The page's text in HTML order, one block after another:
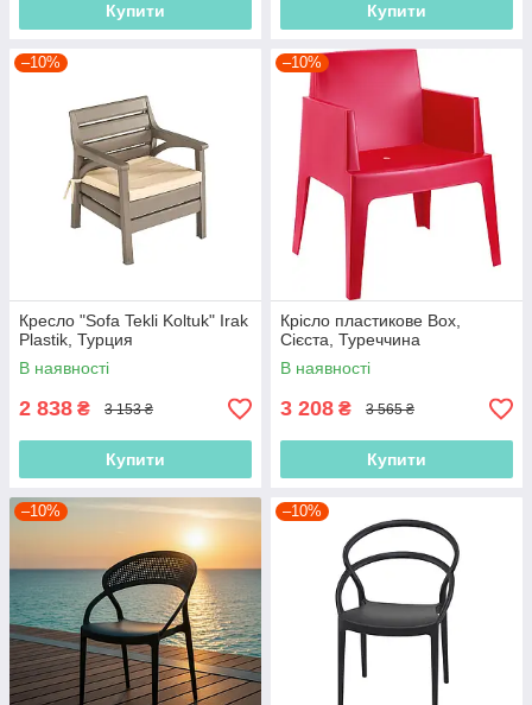
Купити Купити
–10%
Кресло "Sofa Tekli Koltuk" Irak
Plastik, Турция
В наявності
2 838 ₴ 3 153 ₴
Купити
–10%
Крісло пластикове Box,
Сієста, Туреччина
В наявності
3 208 ₴ 3 565 ₴
Купити
–10% –10%